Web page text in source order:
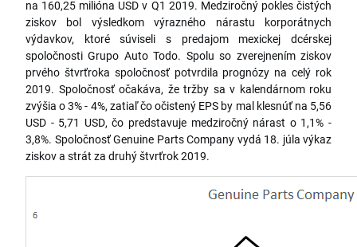
na 160,25 milióna USD v Q1 2019. Medziročný pokles čistých
ziskov bol výsledkom výrazného nárastu korporátnych
výdavkov, ktoré súviseli s predajom mexickej dcérskej
spoločnosti Grupo Auto Todo. Spolu so zverejnením ziskov
prvého štvrťroka spoločnosť potvrdila prognózy na celý rok
2019. Spoločnosť očakáva, že tržby sa v kalendárnom roku
zvýšia o 3% - 4%, zatiaľ čo očistený EPS by mal klesnúť na 5,56
USD - 5,71 USD, čo predstavuje medziročný nárast o 1,1% -
3,8%. Spoločnosť Genuine Parts Company vydá 18. júla výkaz
ziskov a strát za druhý štvrťrok 2019.